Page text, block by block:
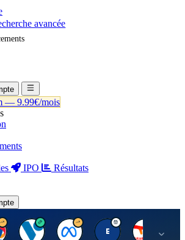
avancée
— 9.99€/mois
IPO
Résultats
V M E T